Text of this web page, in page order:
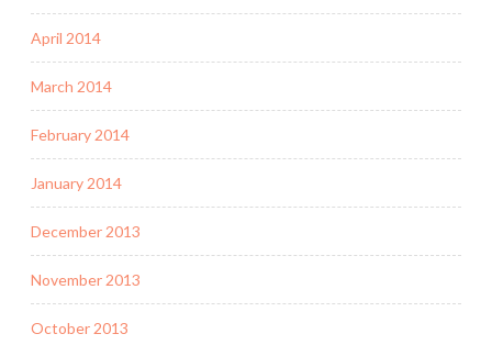
April 2014
March 2014
February 2014
January 2014
December 2013
November 2013
October 2013